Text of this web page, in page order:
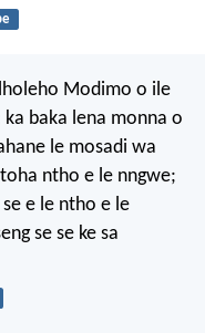
Modimo o ile
baka lena monna o
le mosadi wa
ntho e le nngwe;
e le ntho e le
se se ke sa